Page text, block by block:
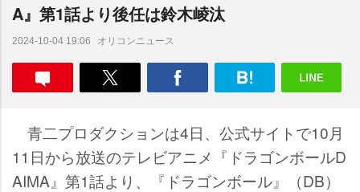
A』第1話より後任は鈴木崚汰
2024-10-04 19:06 オリコンニュース
青二プロダクションは4日、公式サイトで10月
11日から放送のテレビアニメ『ドラゴンボールD
AIMA』第1話より、『ドラゴンボール』（DB）